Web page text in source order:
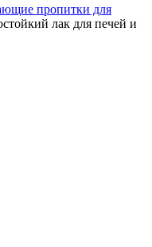
пропитки для
лак для печей и